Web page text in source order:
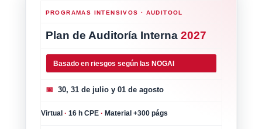
PROGRAMAS INTENSIVOS · AUDITOOL
Plan de Auditoría Interna 2027
Basado en riesgos según las NOGAI
📅 30, 31 de julio y 01 de agosto
Virtual · 16 h CPE · Material +300 págs